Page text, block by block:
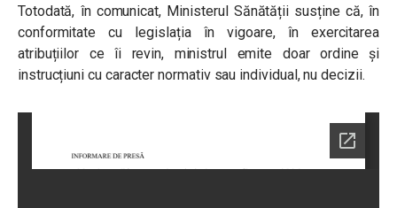
Totodată, în comunicat, Ministerul Sănătății susține că, în
conformitate cu legislația în vigoare, în exercitarea
atribuțiilor ce îi revin, ministrul emite doar ordine și
instrucțiuni cu caracter normativ sau individual, nu decizii.